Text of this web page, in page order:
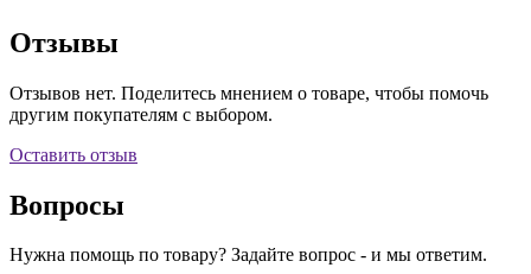
Отзывы
Отзывов нет. Поделитесь мнением о товаре, чтобы помочь
другим покупателям с выбором.
Оставить отзыв
Вопросы
Нужна помощь по товару? Задайте вопрос - и мы ответим.